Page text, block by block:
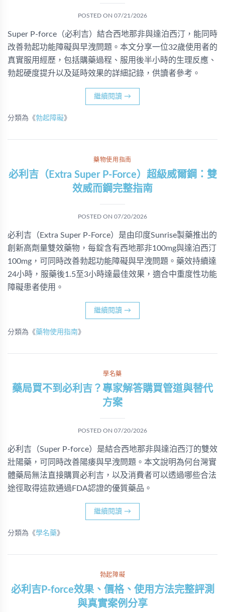
POSTED ON 07/21/2026
Super P-force（必利吉）結合西地那非與達泊西汀，能同時
改善勃起功能障礙與早洩問題。本文分享一位32歲使用者的
真實服用經歷，包括購藥過程、服用後半小時的生理反應、
勃起硬度提升以及延時效果的詳細記錄，供讀者參考。
繼續閱讀 →
分類為《勃起障礙》
藥物使用指南
必利吉（Extra Super P-Force）超級威爾鋼：雙
效威而鋼完整指南
POSTED ON 07/20/2026
必利吉（Extra Super P-Force）是由印度Sunrise製藥推出的
創新高劑量雙效藥物，每錠含有西地那非100mg與達泊西汀
100mg，可同時改善勃起功能障礙與早洩問題。藥效持續達
24小時，服藥後1.5至3小時達最佳效果，適合中重度性功能
障礙患者使用。
繼續閱讀 →
分類為《藥物使用指南》
學名藥
藥局買不到必利吉？專家解答購買管道與替代
方案
POSTED ON 07/20/2026
必利吉（Super P-force）是結合西地那非與達泊西汀的雙效
壯陽藥，可同時改善陽痿與早洩問題。本文說明為何台灣實
體藥局無法直接購買必利吉，以及消費者可以透過哪些合法
途徑取得這款通過FDA認證的優質藥品。
繼續閱讀 →
分類為《學名藥》
勃起障礙
必利吉P-force效果、價格、使用方法完整評測
與真實案例分享